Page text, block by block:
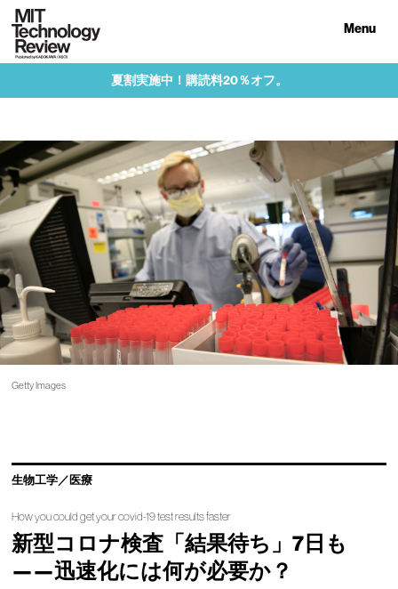
Menu
夏割実施中！購読料20％オフ。
Getty Images
生物工学／医療
How you could get your covid-19 test results faster
新型コロナ検査「結果待ち」7日も
——迅速化には何が必要か？